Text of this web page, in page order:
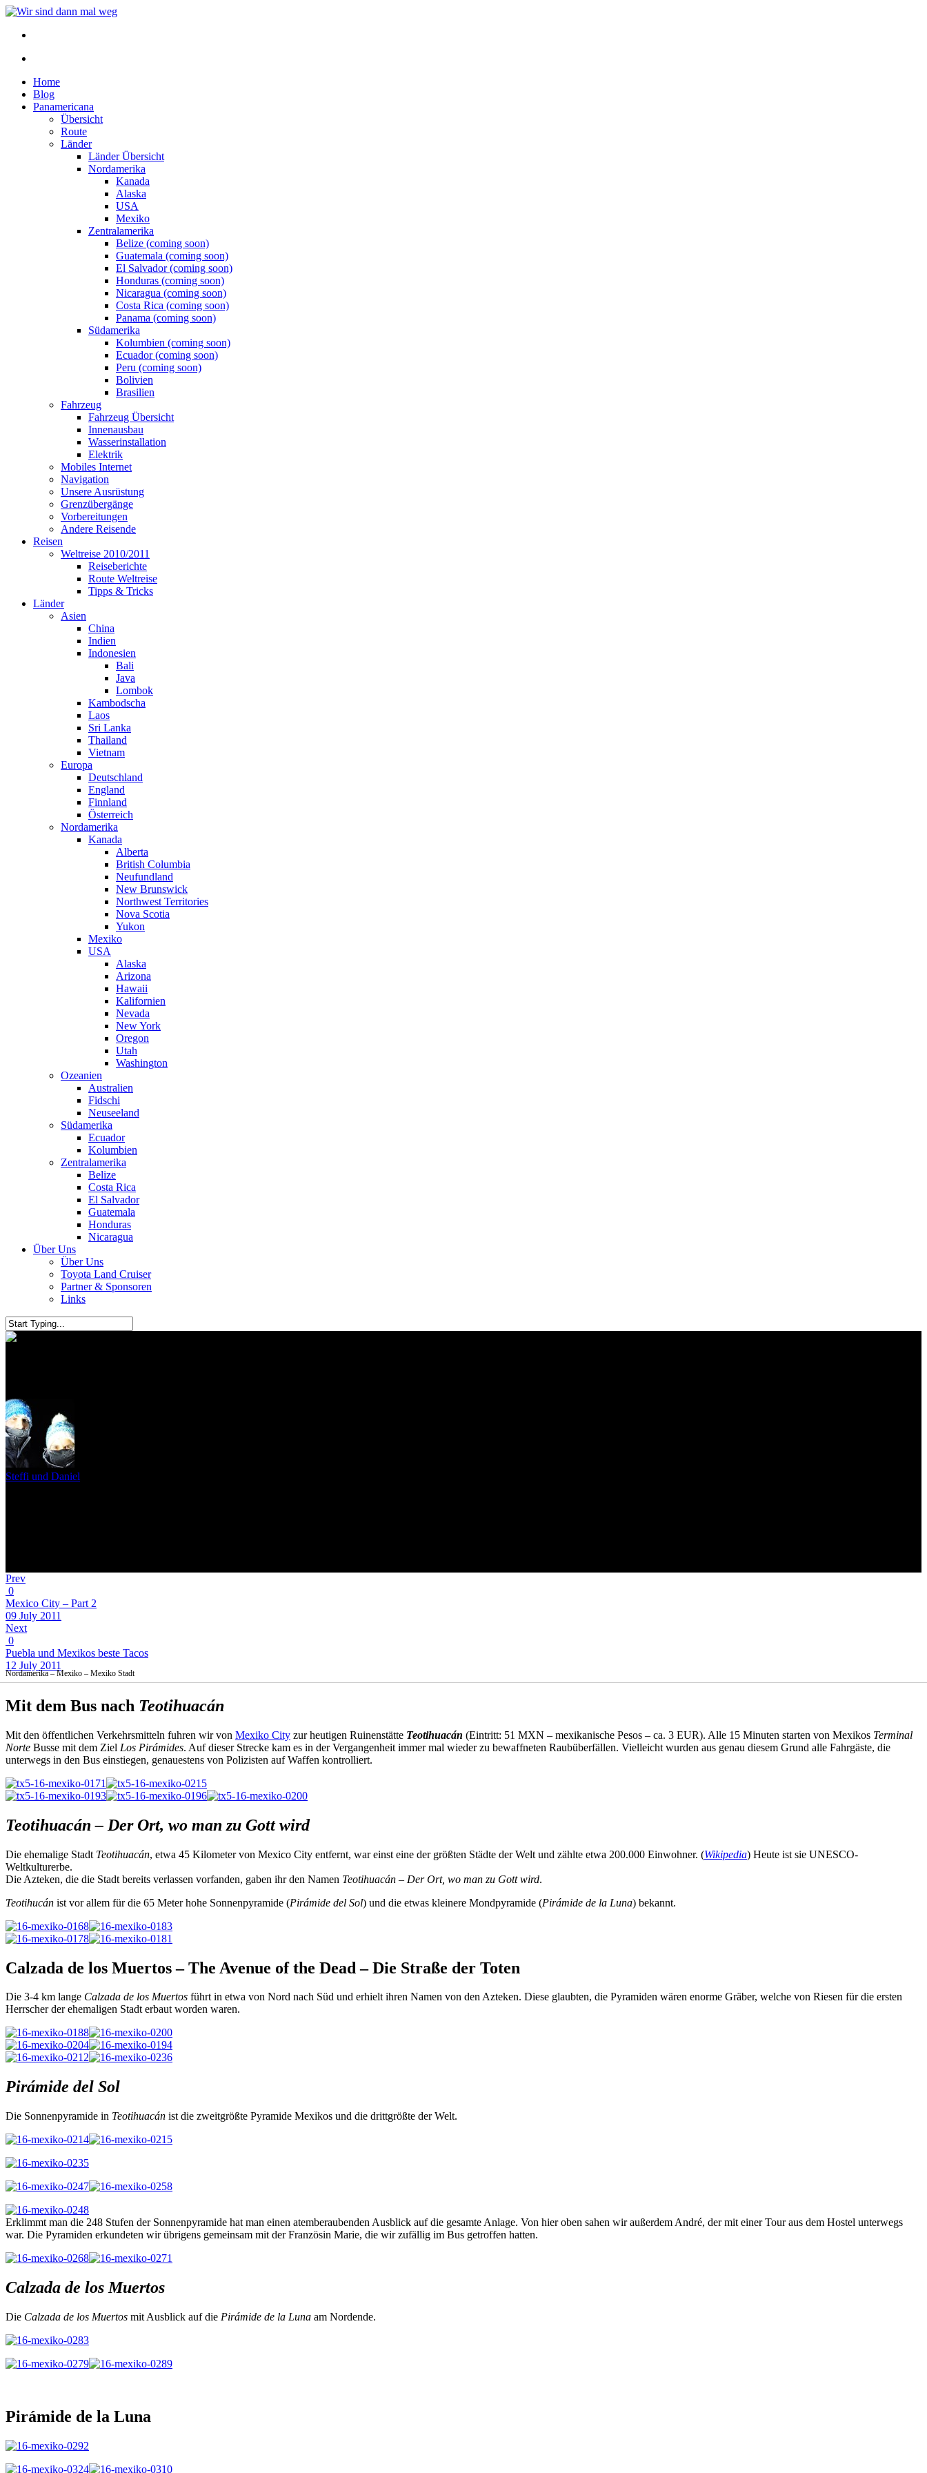
Home
Blog
Panamericana
Übersicht
Route
Länder
Länder Übersicht
Nordamerika
Kanada
Alaska
USA
Mexiko
Zentralamerika
Belize (coming soon)
Guatemala (coming soon)
El Salvador (coming soon)
Honduras (coming soon)
Nicaragua (coming soon)
Costa Rica (coming soon)
Panama (coming soon)
Südamerika
Kolumbien (coming soon)
Ecuador (coming soon)
Peru (coming soon)
Bolivien
Brasilien
Fahrzeug
Fahrzeug Übersicht
Innenausbau
Wasserinstallation
Elektrik
Mobiles Internet
Navigation
Unsere Ausrüstung
Grenzübergänge
Vorbereitungen
Andere Reisende
Reisen
Weltreise 2010/2011
Reiseberichte
Route Weltreise
Tipps & Tricks
Länder
Asien
China
Indien
Indonesien
Bali
Java
Lombok
Kambodscha
Laos
Sri Lanka
Thailand
Vietnam
Europa
Deutschland
England
Finnland
Österreich
Nordamerika
Kanada
Alberta
British Columbia
Neufundland
New Brunswick
Northwest Territories
Nova Scotia
Yukon
Mexiko
USA
Alaska
Arizona
Hawaii
Kalifornien
Nevada
New York
Oregon
Utah
Washington
Ozeanien
Australien
Fidschi
Neuseeland
Südamerika
Ecuador
Kolumbien
Zentralamerika
Belize
Costa Rica
El Salvador
Guatemala
Honduras
Nicaragua
Über Uns
Über Uns
Toyota Land Cruiser
Partner & Sponsoren
Links
Steffi und Daniel
Prev
0
Mexico City – Part 2
09 July 2011
Next
0
Puebla und Mexikos beste Tacos
12 July 2011
Nordamerika – Mexiko – Mexiko Stadt
Mit dem Bus nach Teotihuacán
Mit den öffentlichen Verkehrsmitteln fuhren wir von Mexiko City zur heutigen Ruinenstätte Teotihuacán (Eintritt: 51 MXN – mexikanische Pesos – ca. 3 EUR). Alle 15 Minuten starten von Mexikos Terminal
Norte Busse mit dem Ziel Los Pirámides. Auf dieser Strecke kam es in der Vergangenheit immer mal wieder zu bewaffneten Raubüberfällen. Vielleicht wurden aus genau diesem Grund alle Fahrgäste, die
unterwegs in den Bus einstiegen, genauestens von Polizisten auf Waffen kontrolliert.
Teotihuacán – Der Ort, wo man zu Gott wird
Die ehemalige Stadt Teotihuacán, etwa 45 Kilometer von Mexico City entfernt, war einst eine der größten Städte der Welt und zählte etwa 200.000 Einwohner. (Wikipedia) Heute ist sie UNESCO-
Weltkulturerbe.
Die Azteken, die die Stadt bereits verlassen vorfanden, gaben ihr den Namen Teotihuacán – Der Ort, wo man zu Gott wird.
Teotihucán ist vor allem für die 65 Meter hohe Sonnenpyramide (Pirámide del Sol) und die etwas kleinere Mondpyramide (Pirámide de la Luna) bekannt.
Calzada de los Muertos – The Avenue of the Dead – Die Straße der Toten
Die 3-4 km lange Calzada de los Muertos führt in etwa von Nord nach Süd und erhielt ihren Namen von den Azteken. Diese glaubten, die Pyramiden wären enorme Gräber, welche von Riesen für die ersten
Herrscher der ehemaligen Stadt erbaut worden waren.
Pirámide del Sol
Die Sonnenpyramide in Teotihuacán ist die zweitgrößte Pyramide Mexikos und die drittgrößte der Welt.
Erklimmt man die 248 Stufen der Sonnenpyramide hat man einen atemberaubenden Ausblick auf die gesamte Anlage. Von hier oben sahen wir außerdem André, der mit einer Tour aus dem Hostel unterwegs
war. Die Pyramiden erkundeten wir übrigens gemeinsam mit der Französin Marie, die wir zufällig im Bus getroffen hatten.
Calzada de los Muertos
Die Calzada de los Muertos mit Ausblick auf die Pirámide de la Luna am Nordende.
Pirámide de la Luna